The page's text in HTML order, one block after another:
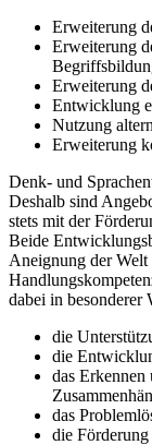
Erweiterung
Erweiterung
Erweiterung
Entwicklung
Nutzung
Erweiterung
Denk- und
Deshalb sind
stets mit der
Beide
Aneignung der
dabei in besonderer
die
die
das
das
die